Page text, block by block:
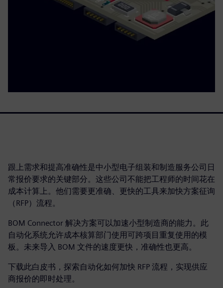
跟上需求和提高准确性是中小型电子组装和制造服务公司日
常报价要求的关键部分。这些公司不能把工程师的时间花在
成本计算上。他们需要更准确、更快的工具来加快方案征询
（RFP）流程。
BOM Connector 解决方案可以加速小型制造商的能力。此
自动化系统允许成本核算部门使用可跨项目重复使用的模
板。未来导入 BOM 文件的速度更快，准确性也更高。
下载此白皮书，探索自动化如何加快 RFP 流程，实现供应
商报价的即时处理。